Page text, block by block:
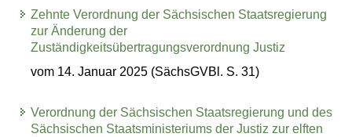
Zehnte Verordnung der Sächsischen Staatsregierung
zur Änderung der
Zuständigkeitsübertragungsverordnung Justiz
vom 14. Januar 2025 (SächsGVBl. S. 31)
Verordnung der Sächsischen Staatsregierung und des
Sächsischen Staatsministeriums der Justiz zur elften